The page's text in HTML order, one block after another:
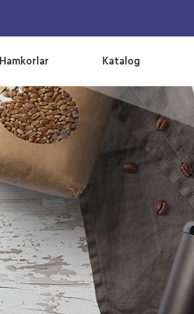
Hamkorlar Katalog